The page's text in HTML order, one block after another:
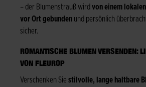
– der Blumenstrauß wird von einem
vor Ort gebunden und persönlich
sicher.
ROMANTISCHE BLUMEN VERSENDEN:
ON FLEUROP
Verschenken Sie stilvolle, lange haltbare